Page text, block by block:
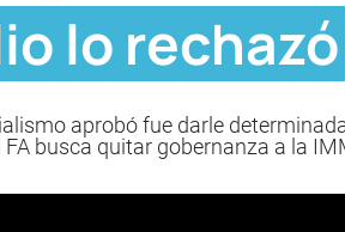
lo rechazó
aprobó fue darle
FA busca quitar gobernanza a la